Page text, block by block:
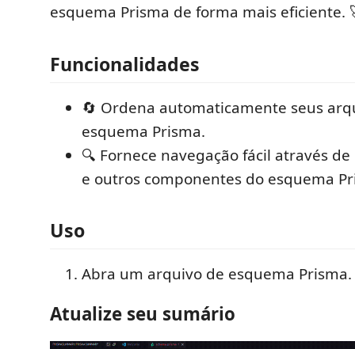
esquema Prisma de forma mais eficiente.
Funcionalidades
🔄 Ordena automaticamente seus
esquema Prisma.
🔍 Fornece navegação fácil através
e outros componentes do esquema
Uso
Abra um arquivo de esquema Prisma.
Atualize seu sumário